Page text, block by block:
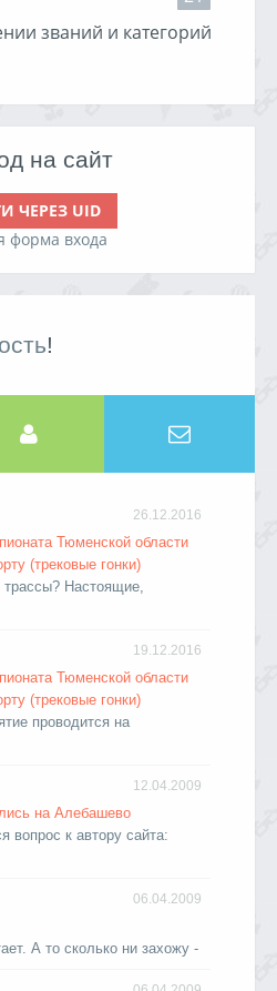
званий и категорий
на сайт
ЧЕРЕЗ UID
форма входа
!
26.12.2016
Тюменской области
(трековые гонки)
Настоящие,
19.12.2016
Тюменской области
(трековые гонки)
проводится на
12.04.2009
на Алебашево
вопрос к автору сайта:
06.04.2009
А то сколько ни захожу -